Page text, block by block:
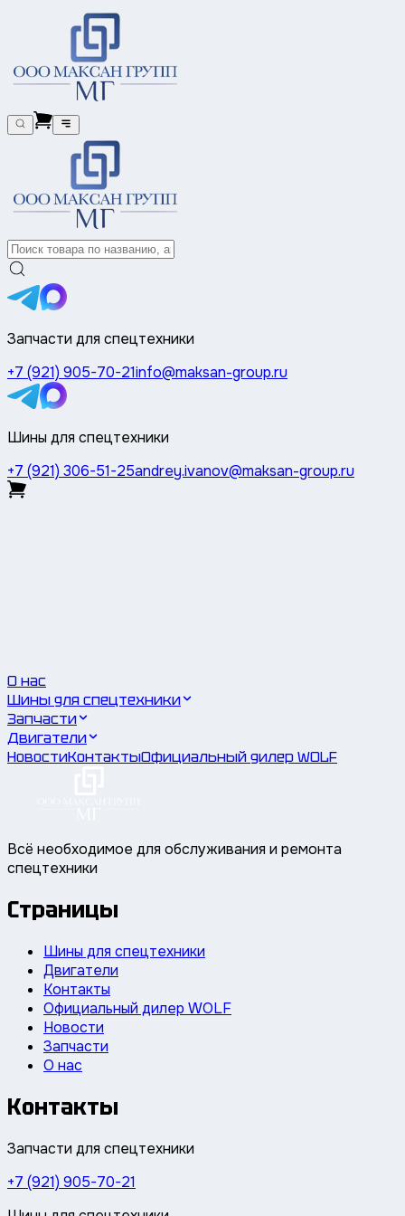
Запчасти для спецтехники
+7 (921) 905-70-21info@maksan-group.ru
Шины для спецтехники
+7 (921) 306-51-25andrey.ivanov@maksan-group.ru
О нас
Шины для спецтехники
Запчасти
Двигатели
НовостиКонтактыОфициальный дилер WOLF
Всё необходимое для обслуживания и ремонта
спецтехники
Страницы
Шины для спецтехники
Двигатели
Контакты
Официальный дилер WOLF
Новости
Запчасти
О нас
Контакты
Запчасти для спецтехники
+7 (921) 905-70-21